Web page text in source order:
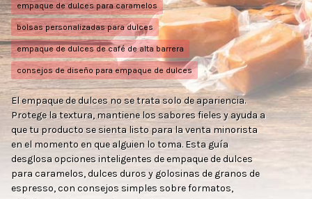
empaque de dulces para caramelos
bolsas personalizadas para dulces
empaque de dulces de café de alta barrera
consejos de diseño para empaque de dulces
El empaque de dulces no se trata solo de apariencia.
Protege la textura, mantiene los sabores fieles y ayuda a
que tu producto se sienta listo para la venta minorista
en el momento en que alguien lo toma. Esta guía
desglosa opciones inteligentes de empaque de dulces
para caramelos, dulces duros y golosinas de granos de
espresso, con consejos simples sobre formatos,